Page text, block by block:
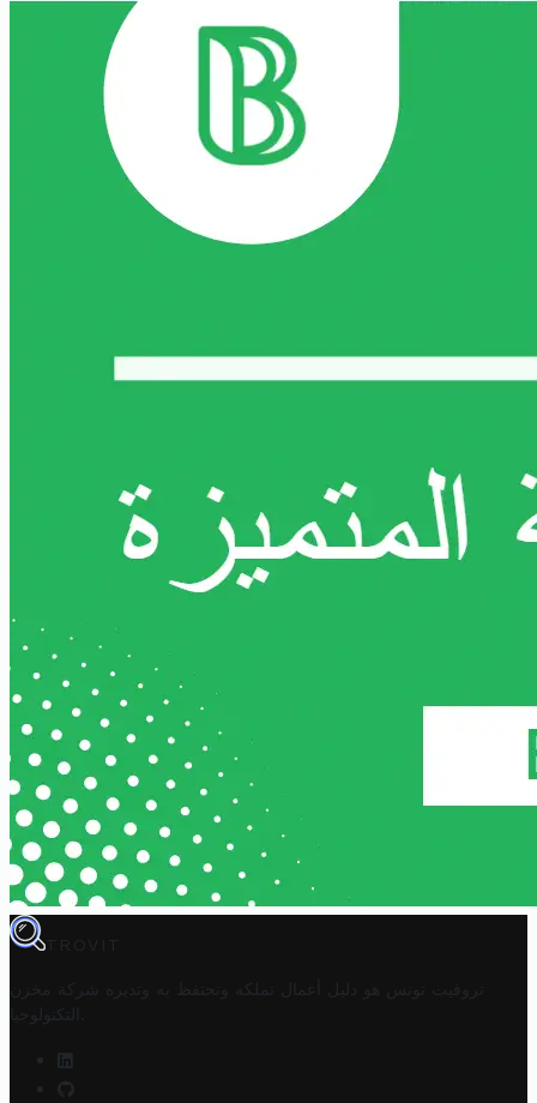
TROVIT
تروفيت تونس هو دليل أعمال تملكه وتحتفظ به وتديره
شركة مخزن
التكنولوجيا